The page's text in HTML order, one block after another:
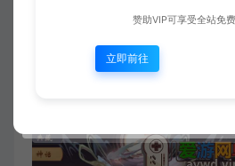
赞助VIP可享受全站免费
立即前往